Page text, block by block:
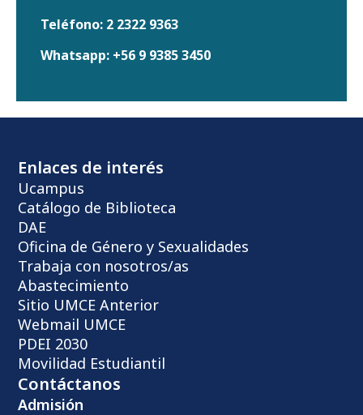
Teléfono: 2 2322 9363
Whatsapp: +56 9 9385 3450
Enlaces de interés
Ucampus
Catálogo de Biblioteca
DAE
Oficina de Género y Sexualidades
Trabaja con nosotros/as
Abastecimiento
Sitio UMCE Anterior
Webmail UMCE
PDEI 2030
Movilidad Estudiantil
Contáctanos
Admisión